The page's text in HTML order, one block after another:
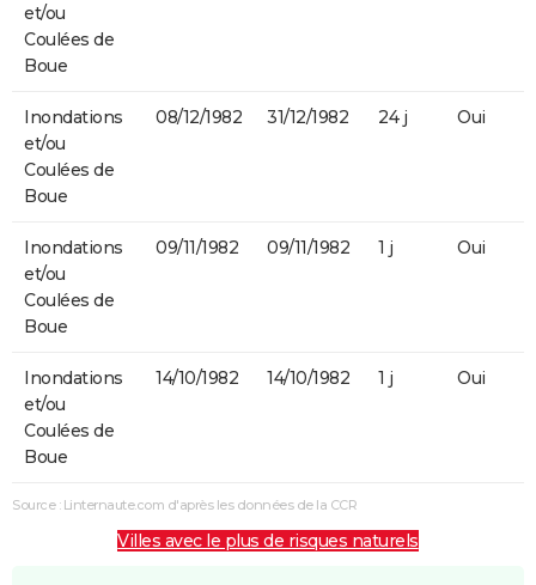
et/ou
Coulées de
Boue
Inondations
et/ou
Coulées de
Boue
08/12/1982 31/12/1982 24 j Oui
Inondations
et/ou
Coulées de
Boue
09/11/1982 09/11/1982 1 j Oui
Inondations
et/ou
Coulées de
Boue
14/10/1982 14/10/1982 1 j Oui
Source : Linternaute.com d'après les données de la CCR
Villes avec le plus de risques naturels